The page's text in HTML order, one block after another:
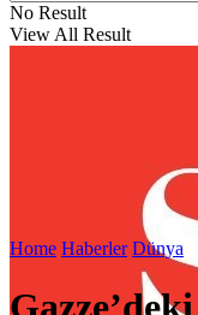
No Result
View All Result
Home Haberler Dünya